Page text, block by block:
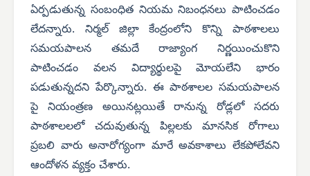
ఏర్పడుతున్న సంబంధిత నియమ నిబంధనలు పాటించడం
లేదన్నారు. నిర్మల్ జిల్లా కేంద్రంలోని కొన్ని పాఠశాలలు
సమయపాలన తమదే రాజ్యాంగ నిర్ణయించుకొని
పాటించడం వలన విద్యార్థులపై మోయలేని భారం
పడుతున్నదని పేర్కొన్నారు. ఈ పాఠశాలల సమయపాలన
పై నియంత్రణ అయినట్లయితే రానున్న రోడ్లలో సదరు
పాఠశాలలలో చదువుతున్న పిల్లలకు మానసిక రోగాలు
ప్రబలి వారు అనారోగ్యంగా మారే అవకాశాలు లేకపోలేవని
ఆందోళన వ్యక్తం చేశారు.